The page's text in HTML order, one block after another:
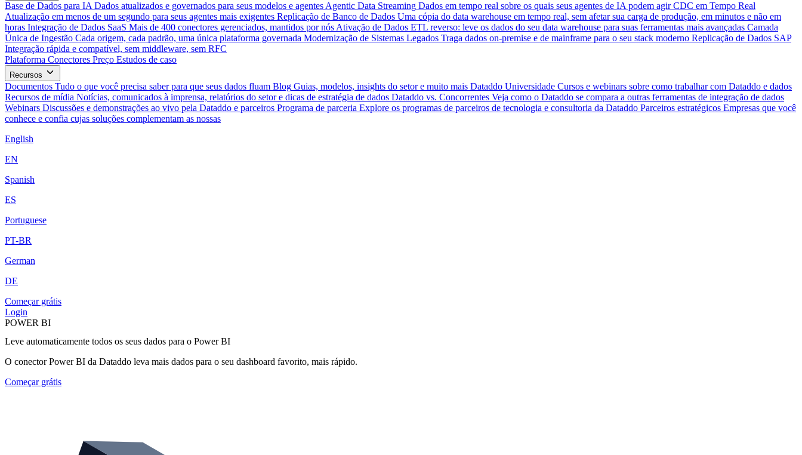
Base de Dados para IA Dados atualizados e governados para seus modelos e agentes Agentic Data Streaming Dados em tempo real sobre os quais seus agentes de IA podem agir CDC em Tempo Real
Atualização em menos de um segundo para seus agentes mais exigentes Replicação de Banco de Dados Uma cópia do data warehouse em tempo real, sem afetar sua carga de produção, em minutos e não em
horas Integração de Dados SaaS Mais de 400 conectores gerenciados, mantidos por nós Ativação de Dados ETL reverso: leve os dados do seu data warehouse para suas ferramentas mais avançadas Camada
Única de Ingestão Cada origem, cada padrão, uma única plataforma governada Modernização de Sistemas Legados Traga dados on-premise e de mainframe para o seu stack moderno Replicação de Dados SAP
Integração rápida e compatível, sem middleware, sem RFC
Plataforma Conectores Preço Estudos de caso
Recursos
Documentos Tudo o que você precisa saber para que seus dados fluam Blog Guias, modelos, insights do setor e muito mais Dataddo Universidade Cursos e webinars sobre como trabalhar com Dataddo e dados
Recursos de mídia Notícias, comunicados à imprensa, relatórios do setor e dicas de estratégia de dados Dataddo vs. Concorrentes Veja como o Dataddo se compara a outras ferramentas de integração de dados
Webinars Discussões e demonstrações ao vivo pela Dataddo e parceiros Programa de parceria Explore os programas de parceiros de tecnologia e consultoria da Dataddo Parceiros estratégicos Empresas que você
conhece e confia cujas soluções complementam as nossas
English
EN
Spanish
ES
Portuguese
PT-BR
German
DE
Começar grátis
Login
POWER BI
Leve automaticamente todos os seus dados para o Power BI
O conector Power BI da Dataddo leva mais dados para o seu dashboard favorito, mais rápido.
Começar grátis